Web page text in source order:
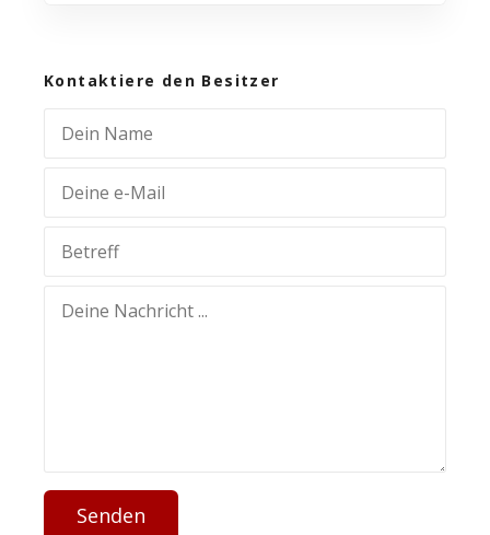
Kontaktiere den Besitzer
Senden